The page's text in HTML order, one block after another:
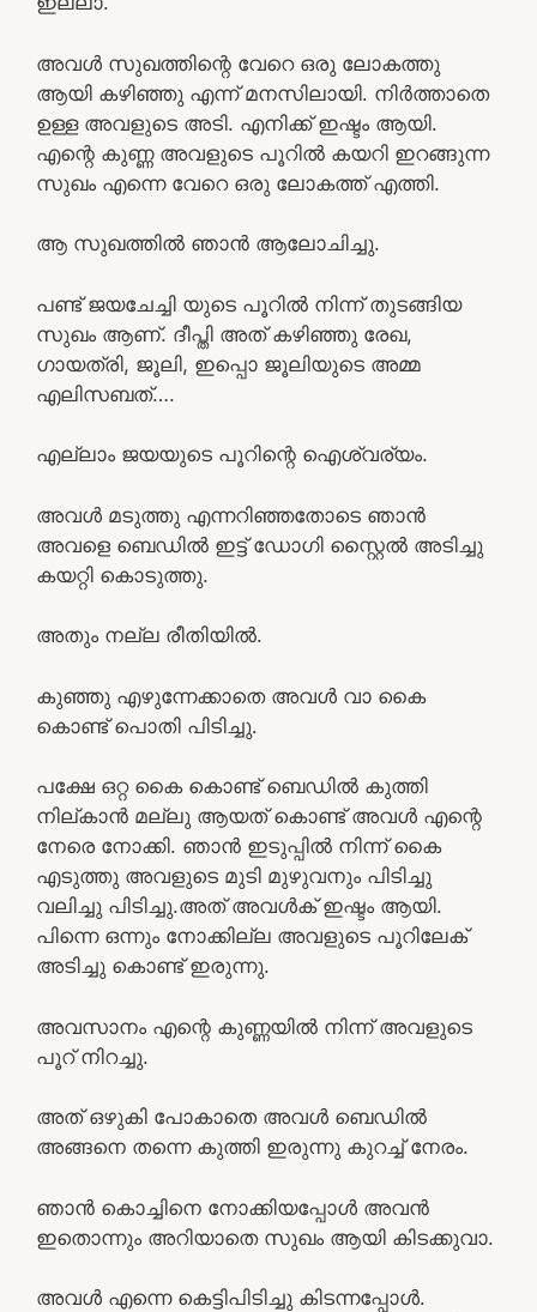
അവൾ സുഖത്തിന്റെ വേറെ ഒരു ലോകത്തു
ആയി കഴിഞ്ഞു എന്ന് മനസിലായി. നിർത്താതെ
ഉള്ള അവളുടെ അടി. എനിക്ക് ഇഷ്ടം ആയി.
എന്റെ കുണ്ണ അവളുടെ പൂറിൽ കയറി ഇറങ്ങുന്ന
സുഖം എന്നെ വേറെ ഒരു ലോകത്ത് എത്തി.
ആ സുഖത്തിൽ ഞാൻ ആലോചിച്ചു.
പണ്ട് ജയചേച്ചി യുടെ പൂറിൽ നിന്ന് തുടങ്ങിയ
സുഖം ആണ്. ദീപ്തി അത് കഴിഞ്ഞു രേഖ,
ഗായത്രി, ജൂലി, ഇപ്പൊ ജൂലിയുടെ അമ്മ
എലിസബത്….
എല്ലാം ജയയുടെ പൂറിന്റെ ഐശ്വര്യം.
അവൾ മടുത്തു എന്നറിഞ്ഞതോടെ ഞാൻ
അവളെ ബെഡിൽ ഇട്ട് ഡോഗി സ്റ്റൈൽ അടിച്ചു
കയറ്റി കൊടുത്തു.
അതും നല്ല രീതിയിൽ.
കുഞ്ഞു എഴുന്നേക്കാതെ അവൾ വാ കൈ
കൊണ്ട് പൊതി പിടിച്ചു.
പക്ഷേ ഒറ്റ കൈ കൊണ്ട് ബെഡിൽ കുത്തി
നില്കാൻ മല്ലു ആയത് കൊണ്ട് അവൾ എന്റെ
നേരെ നോക്കി. ഞാൻ ഇടുപ്പിൽ നിന്ന് കൈ
എടുത്തു അവളുടെ മുടി മുഴുവനും പിടിച്ചു
വലിച്ചു പിടിച്ചു.അത് അവൾക് ഇഷ്ടം ആയി.
പിന്നെ ഒന്നും നോക്കില്ല അവളുടെ പൂറിലേക്
അടിച്ചു കൊണ്ട് ഇരുന്നു.
അവസാനം എന്റെ കുണ്ണയിൽ നിന്ന് അവളുടെ
പൂറ് നിറച്ചു.
അത് ഒഴുകി പോകാതെ അവൾ ബെഡിൽ
അങ്ങനെ തന്നെ കുത്തി ഇരുന്നു കുറച്ച് നേരം.
ഞാൻ കൊച്ചിനെ നോക്കിയപ്പോൾ അവൻ
ഇതൊന്നും അറിയാതെ സുഖം ആയി കിടക്കുവാ.
അവൾ എന്നെ കെട്ടിപിടിച്ചു കിടന്നപ്പോൾ.